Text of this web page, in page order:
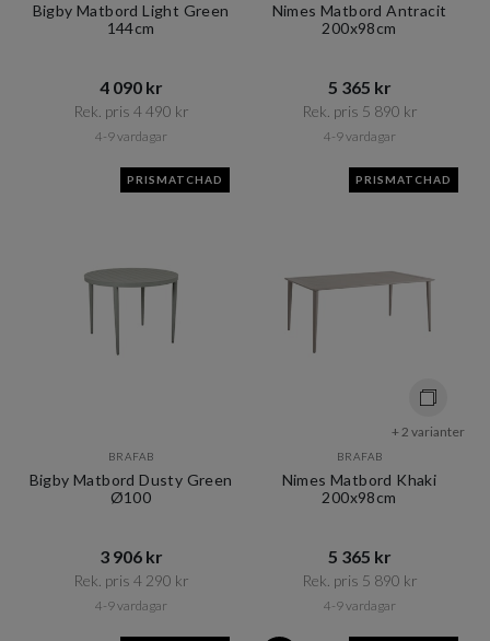
Bigby Matbord Light Green
144cm
4 090 kr​​
Rek. pris 4 490 kr​​
4-9 vardagar
Nimes Matbord Antracit
200x98cm
5 365 kr​​
Rek. pris 5 890 kr​​
4-9 vardagar
PRISMATCHAD
BRAFAB
Bigby Matbord Dusty Green
Ø100
3 906 kr​​
Rek. pris 4 290 kr​​
4-9 vardagar
PRISMATCHAD
+ 2 varianter
BRAFAB
Nimes Matbord Khaki
200x98cm
5 365 kr​​
Rek. pris 5 890 kr​​
4-9 vardagar